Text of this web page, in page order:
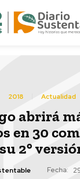
2018 Actualidad
abrirá
en 30
su 2°
Fecha: